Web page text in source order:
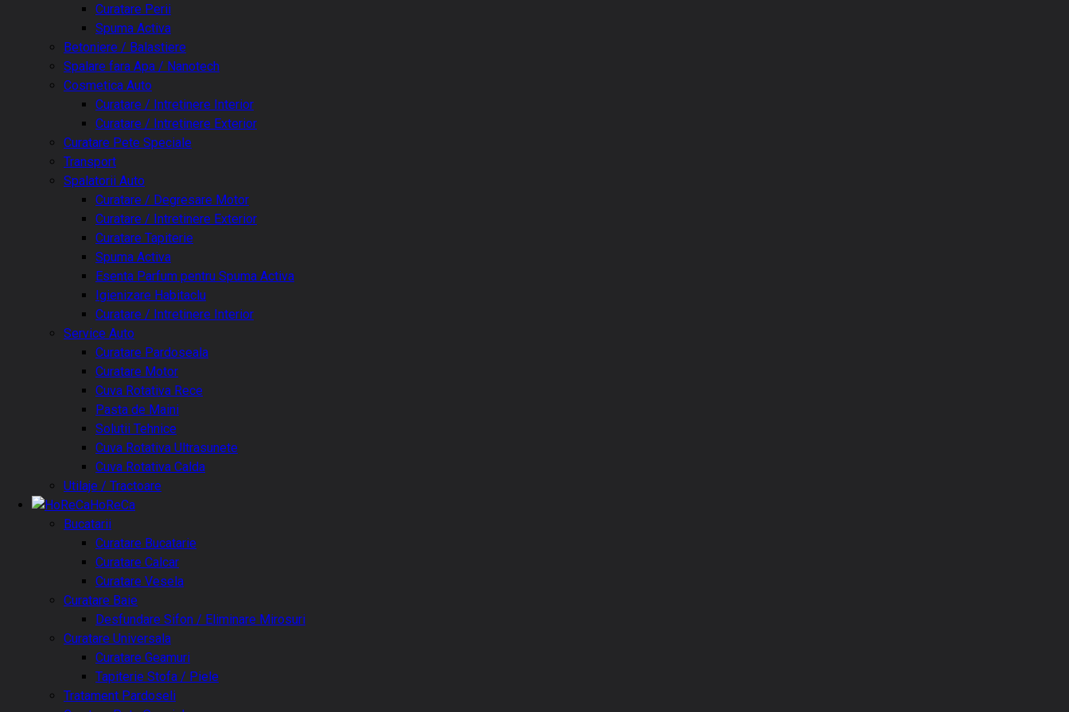
Curatare Perii
Spuma Activa
Betoniere / Balastiere
Spalare fara Apa / Nanotech
Cosmetica Auto
Curatare / Intretinere Interior
Curatare / Intretinere Exterior
Curatare Pete Speciale
Transport
Spalatorii Auto
Curatare / Degresare Motor
Curatare / Intretinere Exterior
Curatare Tapiterie
Spuma Activa
Esenta Parfum pentru Spuma Activa
Igienizare Habitaclu
Curatare / Intretinere Interior
Service Auto
Curatare Pardoseala
Curatare Motor
Cuva Rotativa Rece
Pasta de Maini
Solutii Tehnice
Cuva Rotativa Ultrasunete
Cuva Rotativa Calda
Utilaje / Tractoare
HoReCa
Bucatarii
Curatare Bucatarie
Curatare Calcar
Curatare Vesela
Curatare Baie
Desfundare Sifon / Eliminare Mirosuri
Curatare Universala
Curatare Geamuri
Tapiterie Stofa / Piele
Tratament Pardoseli